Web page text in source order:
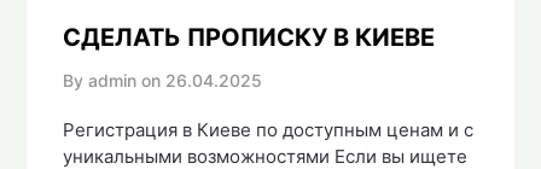
СДЕЛАТЬ ПРОПИСКУ В КИЕВЕ
By admin on 26.04.2025
Регистрация в Киеве по доступным ценам и с
уникальными возможностями Если вы ищете